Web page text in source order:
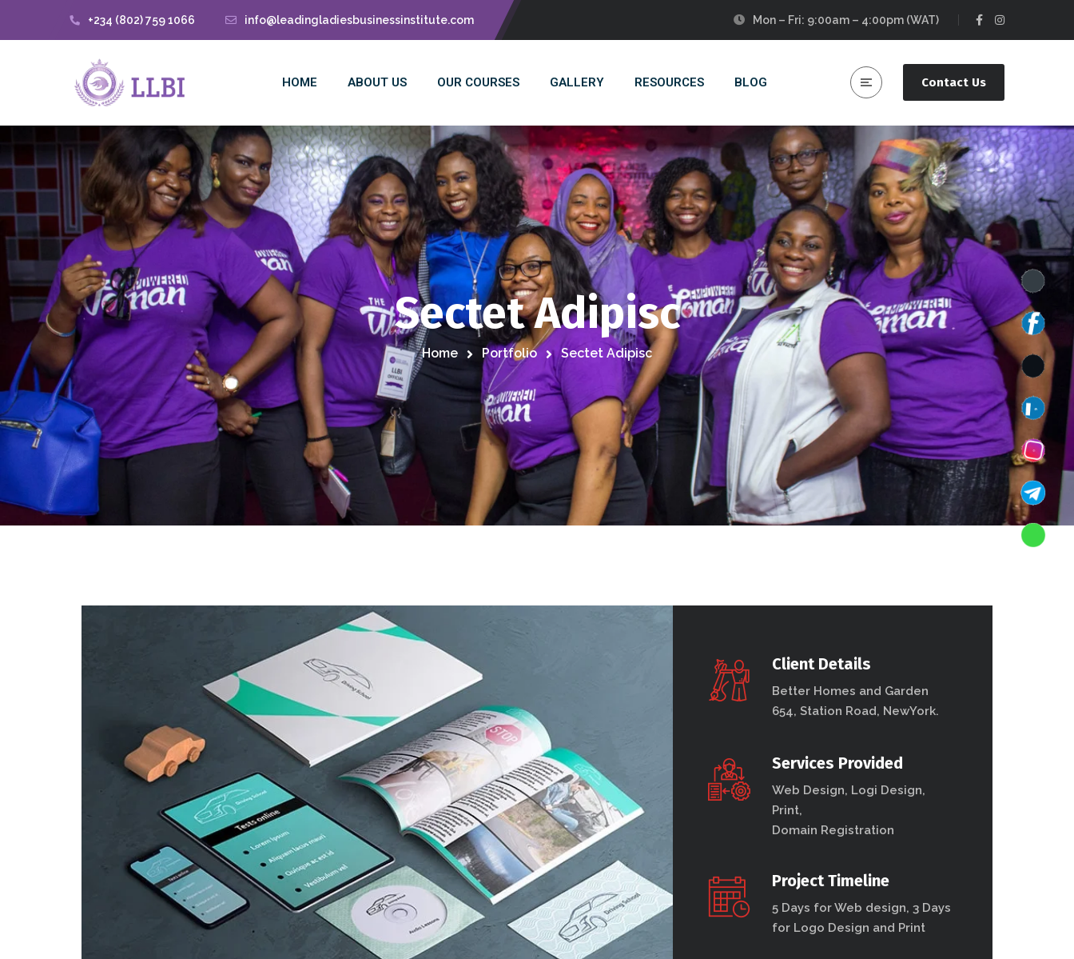
+234 (802) 759 1066 info@leadingladiesbusinessinstitute.com Mon – Fri: 9:00am – 4:00pm (WAT)
Contact Us
HOME ABOUT US OUR COURSES GALLERY RESOURCES BLOG
Sectet Adipisc
Home Portfolio Sectet Adipisc
Client Details
Better Homes and Garden
654, Station Road, NewYork.
Services Provided
Web Design, Logi Design,
Print,
Domain Registration
Project Timeline
5 Days for Web design, 3 Days
for Logo Design and Print